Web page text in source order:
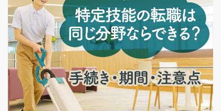
☆高時給案件☆ 今までの経験を活かせるお仕事をご案
内！ 【仕事内容】 …
長期（3ヶ月以上）
時給1400円
静岡県牧之原市
気になる